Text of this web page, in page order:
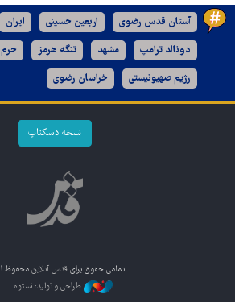
آستان قدس رضوی اربعین حسینی ایران
دونالد ترامپ مشهد تنگه هرمز
رژیم صهیونیستی خراسان رضوی
نسخه دسکتاپ
تمامی حقوق برای قدس آنلاین محفوظ
طراحی و تولید: نستوه